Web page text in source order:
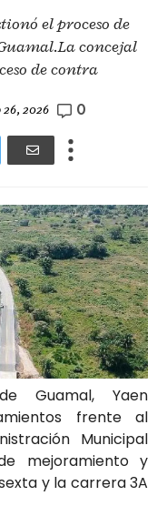
el proceso de
concejal
de contra
2026 0
Guamal, Yaen
frente al
Municipal
mejoramiento y
y la carrera 3A